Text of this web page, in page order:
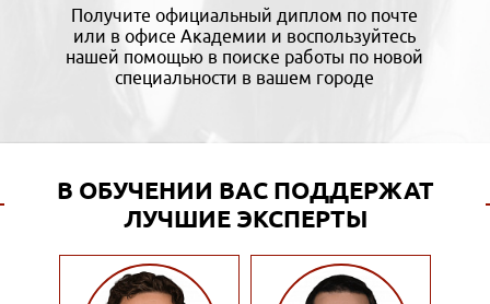
Получите официальный диплом по почте
или в офисе Академии и воспользуйтесь
нашей помощью в поиске работы по новой
специальности в вашем городе
В ОБУЧЕНИИ ВАС ПОДДЕРЖАТ
ЛУЧШИЕ ЭКСПЕРТЫ